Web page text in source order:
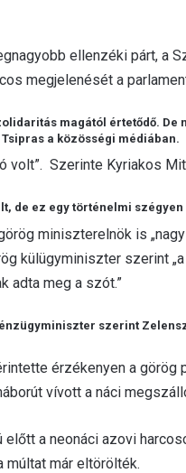
ellenzéki párt, a
megjelenését a
magától értetődő.
a közösségi médiában.
volt”. Szerinte Kyriakos
de ez egy történelmi szégyen
miniszterelnök is
külügyminiszter szerint
adta meg a szót.”
szerint
érzékenyen a görög
vívott a náci
a neonáci azovi
múltat már eltörölték.